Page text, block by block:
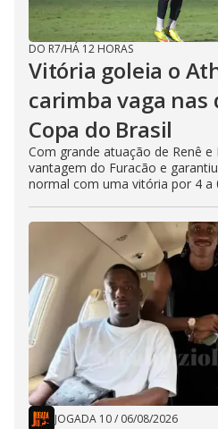
DO R7/HÁ 12 HORAS
Vitória goleia o
carimba vaga nas
Copa do Brasil
Com grande atuação de Renê
vantagem do Furacão e
normal com uma vitória por 4 a
JOGADA 10/ 06/08/2026